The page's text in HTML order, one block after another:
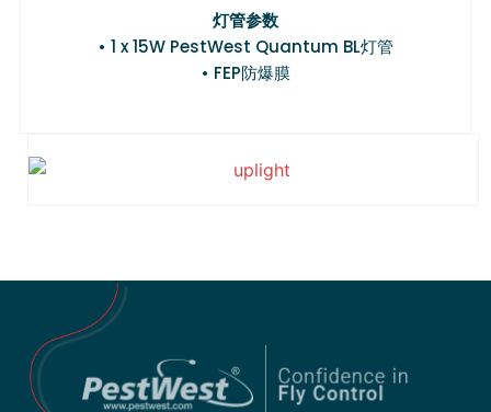
灯管参数
• 1 x 15W PestWest Quantum BL灯管
• FEP防爆膜